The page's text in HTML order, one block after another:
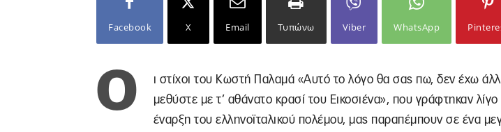
Facebook X Email Τυπώνω Viber WhatsApp
Ο
ι στίχοι του Κωστή Παλαμά «Αυτό το λόγο θα σας πω, δεν έχω
μεθύστε με τ’ αθάνατο κρασί του Εικοσιένα», που γράφτηκαν λίγο
έναρξη του ελληνοϊταλικού πολέμου, μας παραπέμπουν σε ένα